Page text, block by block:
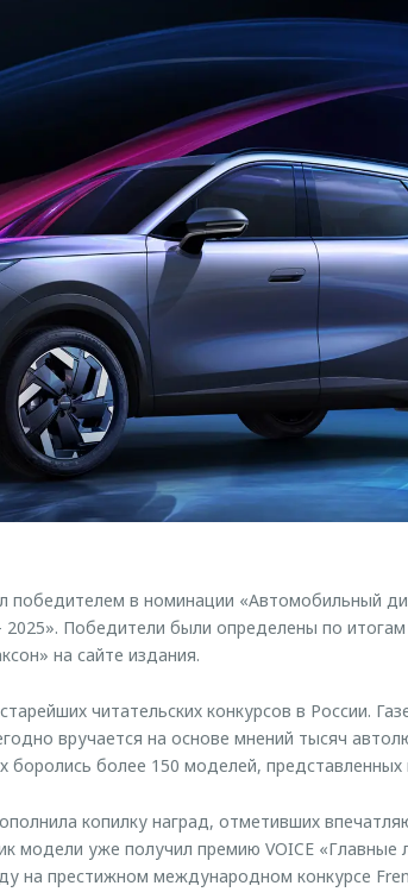
победителем в номинации «Автомобильный
Победители были определены по итогам
на сайте издания.
читательских конкурсов в России.
вручается на основе мнений тысяч
боролись более 150 моделей, представленных
копилку наград, отметивших
модели уже получил премию VOICE «Главные
на престижном международном конкурсе